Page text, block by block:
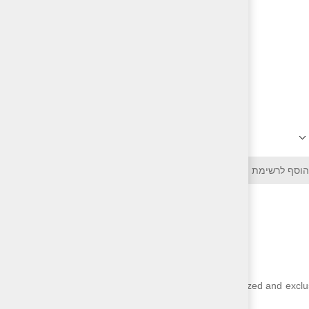
הוסף לרשימת השוואה
Each Rosh Run is personalized and